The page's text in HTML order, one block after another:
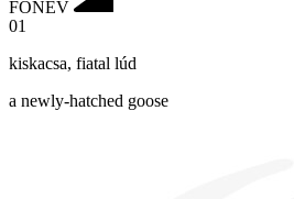
FŐNÉV
01
kiskacsa, fiatal lúd
a newly-hatched goose